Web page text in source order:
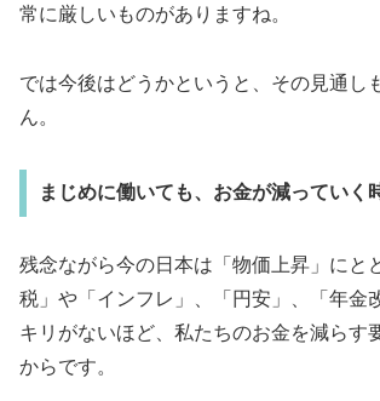
常に厳しいものがありますね。
では今後はどうかというと、その見通し
ん。
まじめに働いても、お金が減っていく
残念ながら今の日本は「物価上昇」にと
税」や「インフレ」、「円安」、「年金
キリがないほど、私たちのお金を減らす
からです。